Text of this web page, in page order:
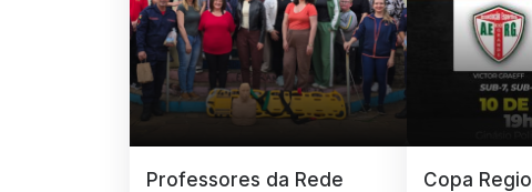
Professores da Rede
Copa